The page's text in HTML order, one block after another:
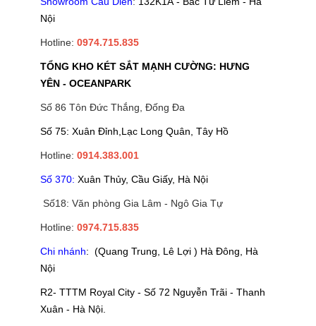
Nội
Hotline: 0974.715.835
TỔNG KHO KÉT SẮT MẠNH CƯỜNG: HƯNG
YÊN - OCEANPARK
Số 86 Tôn Đức Thắng, Đống Đa
Số 75: Xuân Đỉnh,Lạc Long Quân, Tây Hồ
Hotline: 0914.383.001
Số 370: Xuân Thủy, Cầu Giấy, Hà Nội
Số18: Văn phòng Gia Lâm - Ngô Gia Tự
Hotline: 0974.715.835
Chi nhánh: (Quang Trung, Lê Lợi ) Hà Đông, Hà
Nội
R2- TTTM Royal City - Số 72 Nguyễn Trãi - Thanh
Xuân - Hà Nội.